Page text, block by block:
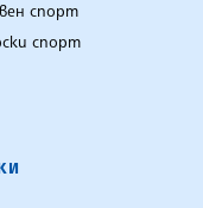
спорт
спорт